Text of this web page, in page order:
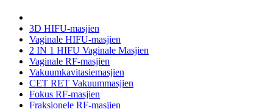
3D HIFU-masjien
Vaginale HIFU-masjien
2 IN 1 HIFU Vaginale Masjien
Vaginale RF-masjien
Vakuumkavitasiemasjien
CET RET Vakuummasjien
Fokus RF-masjien
Fraksionele RF-masjien